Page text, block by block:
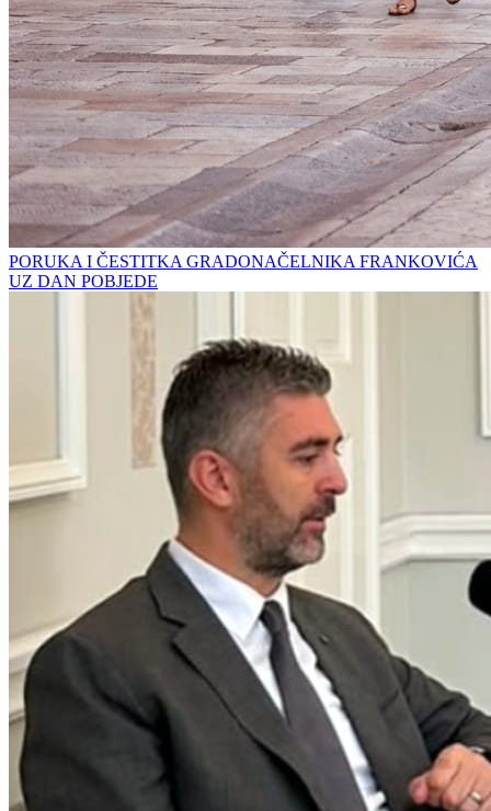
PORUKA I ČESTITKA GRADONAČELNIKA FRANKOVIĆA
UZ DAN POBJEDE